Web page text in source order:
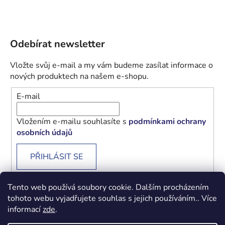
Tento web používá soubory cookie. Dalším procházením
tohoto webu vyjadřujete souhlas s jejich používáním.. Více
informacízde.
Odebírat newsletter
Vložte svůj e-mail a my vám budeme zasílat informace o
nových produktech na našem e-shopu.
E-mail
Vložením e-mailu souhlasíte s podmínkami ochrany
osobních údajů
PŘIHLÁSIT SE
Obchodní podmínky Podmínky ochrany osobních údajů